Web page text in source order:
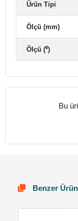
Ürün Tipi
Ölçü (mm)
Ölçü (⁰)
Bu
Benzer